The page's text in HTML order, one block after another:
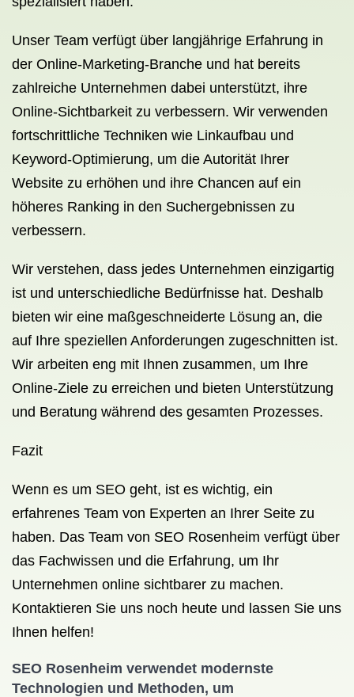
Unser Team verfügt über langjährige Erfahrung in
der Online-Marketing-Branche und hat bereits
zahlreiche Unternehmen dabei unterstützt, ihre
Online-Sichtbarkeit zu verbessern. Wir verwenden
fortschrittliche Techniken wie Linkaufbau und
Keyword-Optimierung, um die Autorität Ihrer
Website zu erhöhen und ihre Chancen auf ein
höheres Ranking in den Suchergebnissen zu
verbessern.
Wir verstehen, dass jedes Unternehmen einzigartig
ist und unterschiedliche Bedürfnisse hat. Deshalb
bieten wir eine maßgeschneiderte Lösung an, die
auf Ihre speziellen Anforderungen zugeschnitten ist.
Wir arbeiten eng mit Ihnen zusammen, um Ihre
Online-Ziele zu erreichen und bieten Unterstützung
und Beratung während des gesamten Prozesses.
Fazit
Wenn es um SEO geht, ist es wichtig, ein
erfahrenes Team von Experten an Ihrer Seite zu
haben. Das Team von SEO Rosenheim verfügt über
das Fachwissen und die Erfahrung, um Ihr
Unternehmen online sichtbarer zu machen.
Kontaktieren Sie uns noch heute und lassen Sie uns
Ihnen helfen!
SEO Rosenheim verwendet modernste
Technologien und Methoden, um